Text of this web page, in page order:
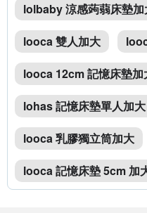
lolbaby 涼感蒟蒻床墊加
looca 雙人加大
looca 12cm 記憶床墊加
lohas 記憶床墊單人加大
looca 乳膠獨立筒加大
looca 記憶床墊 5cm 加